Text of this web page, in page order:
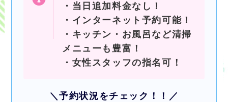
・当日追加料金なし！
・インターネット予約可能！
・キッチン・お風呂など清掃
メニューも豊富！
・ 女性スタッフの指名可！
＼予約状況をチェック！！／